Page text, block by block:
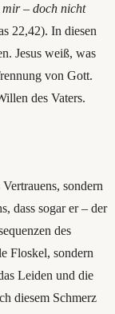
mir – doch nicht
22,42). In diesen
Jesus weiß, was
von Gott.
des Vaters.
sondern
dass sogar er – der
des
Floskel, sondern
Leiden und die
diesem Schmerz